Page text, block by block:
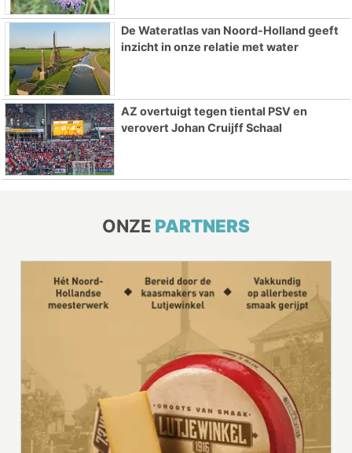
De Wateratlas van Noord-Holland geeft
inzicht in onze relatie met water
AZ overtuigt tegen tiental PSV en
verovert Johan Cruijff Schaal
ONZE PARTNERS